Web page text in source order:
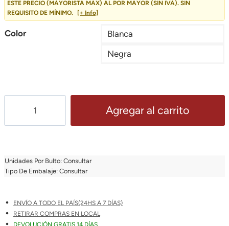
Era:
$ 280.000,00.
Es:
ESTE PRECIO (MAYORISTA MAX) AL POR MAYOR (SIN IVA). SIN
REQUISITO DE MÍNIMO.
[+ Info]
Color
Blanca
Negra
MAYORISTA++]
100
De
Madera
Negras
Agregar al carrito
Unidades Por Bulto: Consultar
Tipo De Embalaje: Consultar
ENVÍO A TODO EL PAÍS(24HS A 7 DÍAS)
RETIRAR COMPRAS EN LOCAL
DEVOLUCIÓN GRATIS 14 DÍAS